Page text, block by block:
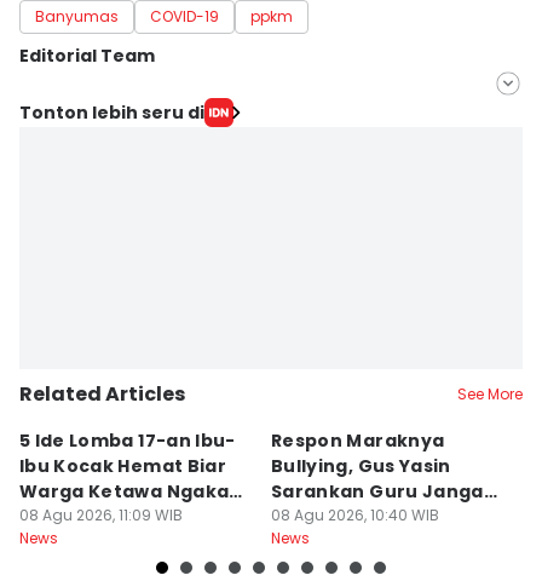
Banyumas COVID-19 ppkm
Editorial Team
Editor
Tonton lebih seru di
Related Articles See More
5 Ide Lomba 17-an Ibu-
Ibu Kocak Hemat Biar
Warga Ketawa Ngakak
Pas Hari Kemerdekaan
08 Agu 2026, 11:09 WIB
News
Respon Maraknya
Bullying, Gus Yasin
Sarankan Guru Jangan
Bebani Siswa
08 Agu 2026, 10:40 WIB
News